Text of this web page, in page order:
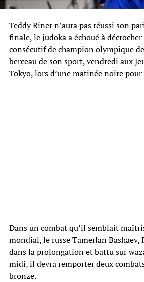
Teddy Riner n’aura pas réussi son
finale, le judoka a échoué à
consécutif de champion olympique
berceau de son sport, vendredi aux
Tokyo, lors d’une matinée noire pour
Dans un combat qu’il semblait
mondial, le russe Tamerlan Bashaev,
dans la prolongation et battu sur
midi, il devra remporter deux
bronze.